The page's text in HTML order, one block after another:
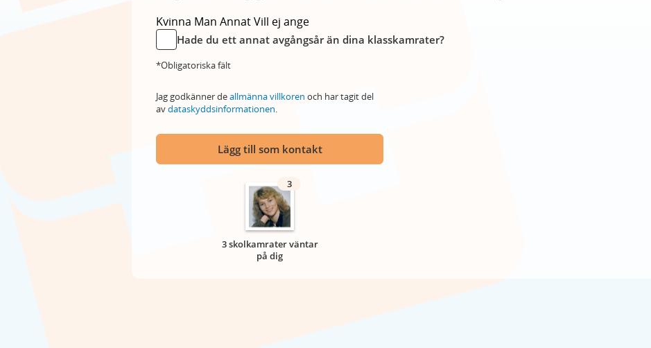
Kvinna Man AnnatVill ej ange
Hade du ett annat avgångsår än dina klasskamrater?
*Obligatoriska fält
Jag godkänner deallmänna villkoren och har tagit del
avdataskyddsinformationen.
Lägg till som kontakt
3
3 skolkamrater väntar
på dig